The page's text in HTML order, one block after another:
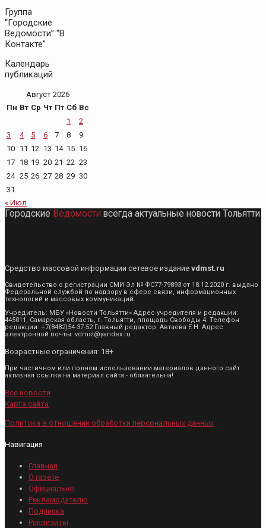
Группа
“Городские
Ведомости” “В
Контакте”
Календарь
публикаций
Август 2026
Пн Вт Ср Чт Пт Сб Вс
1
2
3
4 5 6 7 8
9
10 11 12 13 14 15 16
17 18 19 20 21 22 23
24 25 26 27 28 29 30
31
« Июл
Городские Ведомости всегда актуальные новости Тольятти
Средство массовой информации сетевое издание vdmst.ru
Свидетельство о регистрации СМИ Эл № ФС77-79893 от 18.12.2020 г. выдано
Федеральной службой по надзору в сфере связи, информационных
технологий и массовых коммуникаций.
Учредитель: МБУ «Новости Тольятти» Адрес учредителя и редакции:
445011, Самарская область, г. Тольятти, площадь Свободы 4. Телефон
редакции: +7(8482)54-37-52 Главный редактор: Автаева Е.Н. Адрес
электронной почты: vdmst@yandex.ru
Возрастные ограничения: 18+
При частичном или полном использовании материалов данного сайт
активная ссылка на материал сайта - обязательна!
Все новости
Карта сайта
Политика в отношении обработки персональных данных
Навигация
Главная
О газете
Официально
Рекламодателю
Подписка
Реквизиты